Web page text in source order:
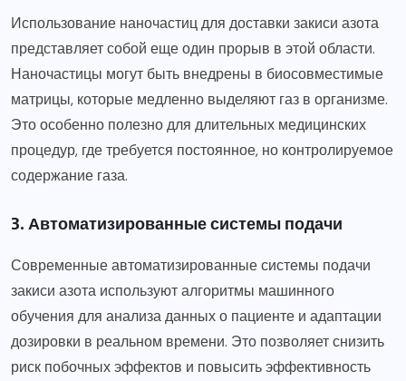
Использование наночастиц для доставки закиси азота
представляет собой еще один прорыв в этой области.
Наночастицы могут быть внедрены в биосовместимые
матрицы, которые медленно выделяют газ в организме.
Это особенно полезно для длительных медицинских
процедур, где требуется постоянное, но контролируемое
содержание газа.
3. Автоматизированные системы подачи
Современные автоматизированные системы подачи
закиси азота используют алгоритмы машинного
обучения для анализа данных о пациенте и адаптации
дозировки в реальном времени. Это позволяет снизить
риск побочных эффектов и повысить эффективность